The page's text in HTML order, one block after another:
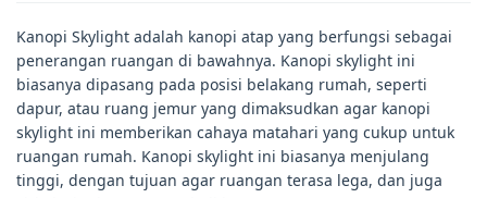
Kanopi Skylight adalah kanopi atap yang berfungsi sebagai
penerangan ruangan di bawahnya. Kanopi skylight ini
biasanya dipasang pada posisi belakang rumah, seperti
dapur, atau ruang jemur yang dimaksudkan agar kanopi
skylight ini memberikan cahaya matahari yang cukup untuk
ruangan rumah. Kanopi skylight ini biasanya menjulang
tinggi, dengan tujuan agar ruangan terasa lega, dan juga